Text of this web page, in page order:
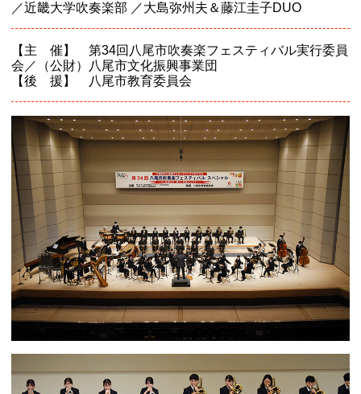
／近畿大学吹奏楽部 ／大島弥州夫＆藤江圭子DUO
【主 催】 第34回八尾市吹奏楽フェスティバル実行委員
会／（公財）八尾市文化振興事業団
【後 援】 八尾市教育委員会